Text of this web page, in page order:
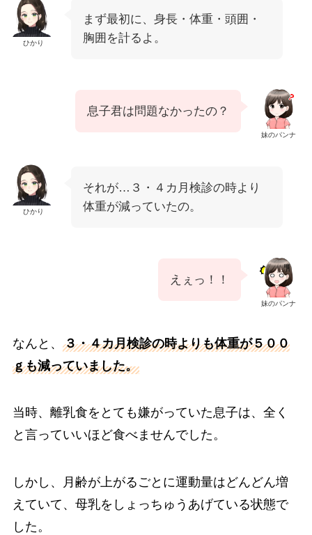
ひかり
まず最初に、身長・体重・頭囲・
胸囲を計るよ。
妹のパンナ
息子君は問題なかったの？
ひかり
それが…３・４カ月検診の時より
体重が減っていたの。
妹のパンナ
えぇっ！！
なんと、 ３・４カ月検診の時よりも体重が５００
ｇも減っていました。
当時、離乳食をとても嫌がっていた息子は、全く
と言っていいほど食べませんでした。
しかし、月齢が上がるごとに運動量はどんどん増
えていて、母乳をしょっちゅうあげている状態で
した。